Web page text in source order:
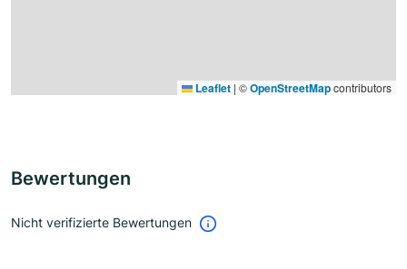
Leaflet | ©OpenStreetMapcontributors
Bewertungen
Nicht verifizierte Bewertungen